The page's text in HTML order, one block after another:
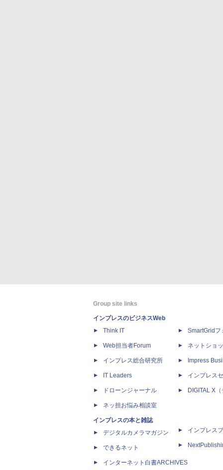
Group site links
インプレスのビジネスWeb
Think IT
Web担当者Forum
インプレス総合研究所
IT Leaders
ドローンジャーナル
ネッ担お悩み相談室
インプレスの本と雑誌
デジタルカメラマガジン
できるネット
インターネット白書ARCHIVES
SmartGridフ
ネットショ
Impress
インプレス
DIGITAL X
インプレス